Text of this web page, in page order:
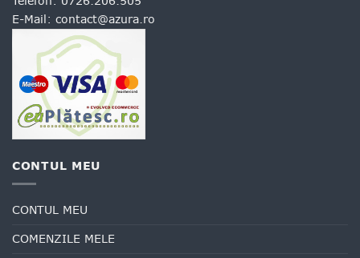
E-Mail: contact@azura.ro
CONTUL MEU
CONTUL MEU
COMENZILE MELE